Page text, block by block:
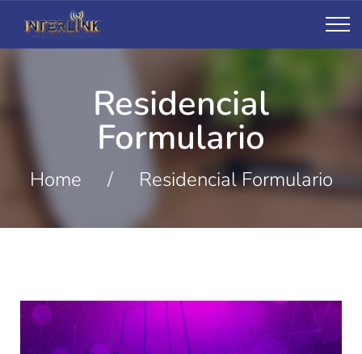
Residencial
Formulario
Home / Residencial Formulario